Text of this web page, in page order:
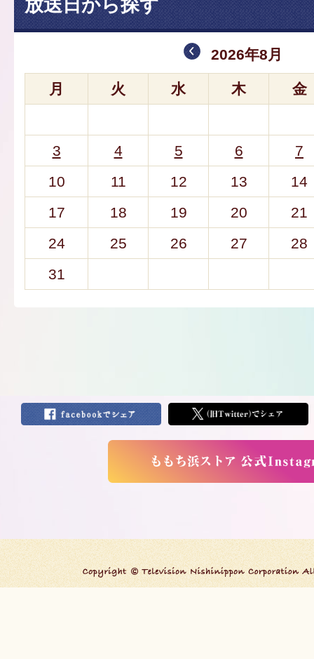
放送日から探す
2026年8月
月 火 水 木 金
3 4 5 6
7
10
11 12 13
14
17
18 19 20
21
24
25 26 27
28
31